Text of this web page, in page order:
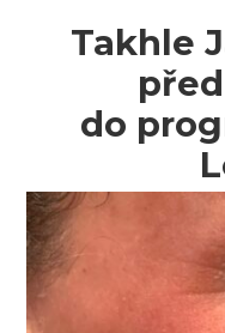
Takhle
do